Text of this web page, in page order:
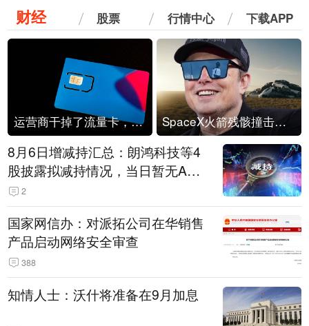
财经 股票 行情中心 下载APP
运营商干掉了流量卡，他们真的玩不起了 SpaceX火箭残骸撞击月球
8月6日增减持汇总：朗鸿科技等4
股披露拟减持情况，当日暂无A股
公司披露拟增持情况（表）
2
国家网信办：对派拓公司在华销售
产品启动网络安全审查
388
知情人士：沃什将准备在9月加息